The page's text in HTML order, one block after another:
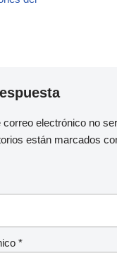
correo electrónico no
están marcados
*